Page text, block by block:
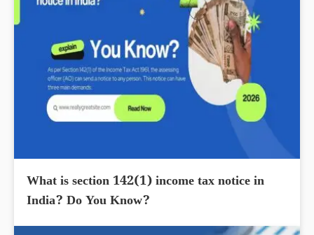
What is section 142(1) income tax notice in
India? Do You Know?